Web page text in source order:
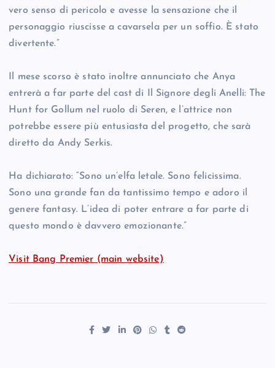
vero senso di pericolo e avesse la sensazione che il
personaggio riuscisse a cavarsela per un soffio. È stato
divertente.”
Il mese scorso è stato inoltre annunciato che Anya
entrerà a far parte del cast di Il Signore degli Anelli: The
Hunt for Gollum nel ruolo di Seren, e l’attrice non
potrebbe essere più entusiasta del progetto, che sarà
diretto da Andy Serkis.
Ha dichiarato: “Sono un’elfa letale. Sono felicissima.
Sono una grande fan da tantissimo tempo e adoro il
genere fantasy. L’idea di poter entrare a far parte di
questo mondo è davvero emozionante.”
Visit Bang Premier (main website)